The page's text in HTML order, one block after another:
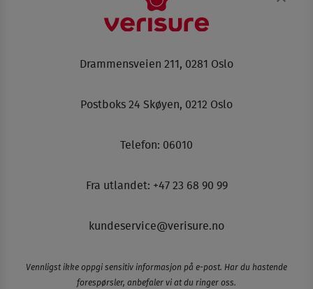
Drammensveien 211, 0281 Oslo
Postboks 24 Skøyen, 0212 Oslo
Telefon: 06010
Fra utlandet: +47 23 68 90 99
kundeservice@verisure.no
Vennligst ikke oppgi sensitiv informasjon på e-post. Har du hastende
forespørsler, anbefaler vi at du ringer oss.